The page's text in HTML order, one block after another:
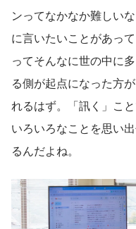
ンってなかなか難しい
に言いたいことがあっ
ってそんなに世の中に
る側が起点になった方
れるはず。「訊く」こ
いろいろなことを思い
るんだよね。